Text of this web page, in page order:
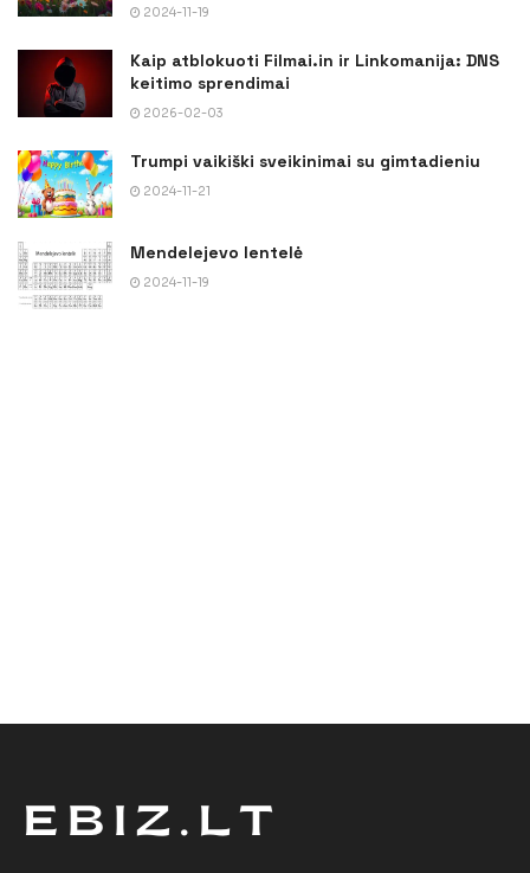
2024-11-19
Kaip atblokuoti Filmai.in ir Linkomanija: DNS
keitimo sprendimai
2026-02-03
Trumpi vaikiški sveikinimai su gimtadieniu
2024-11-21
Mendelejevo lentelė
2024-11-19